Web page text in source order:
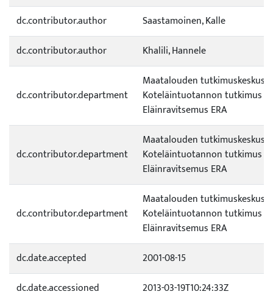
dc.contributor.author
Saastamoinen, Kalle
dc.contributor.author
Khalili, Hannele
dc.contributor.department
Maatalouden tutkimuskeskus
Koteläintuotannon tutkimus /
Eläinravitsemus ERA
dc.contributor.department
Maatalouden tutkimuskeskus
Koteläintuotannon tutkimus /
Eläinravitsemus ERA
dc.contributor.department
Maatalouden tutkimuskeskus
Koteläintuotannon tutkimus /
Eläinravitsemus ERA
dc.date.accepted
2001-08-15
dc.date.accessioned
2013-03-19T10:24:33Z